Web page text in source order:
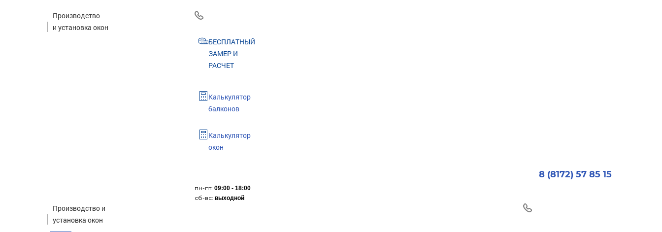
Производство
и установка окон
БЕСПЛАТНЫЙ
ЗАМЕР И
РАСЧЕТ
Калькулятор
балконов
Калькулятор
окон
8 (8172) 57 85 15
пн-пт: 09:00 - 18:00
сб-вс: выходной
Производство и
установка окон